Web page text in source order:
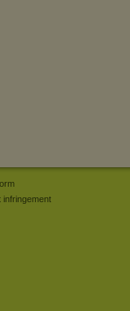
infringement